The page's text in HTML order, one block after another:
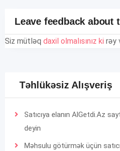
Leave feedback about
Siz mütləq daxil olmalısınız ki rəy
Təhlükəsiz Alışveriş
Satıcıya elanın AlGetdi.Az
deyin
Məhsulu götürmək üçün